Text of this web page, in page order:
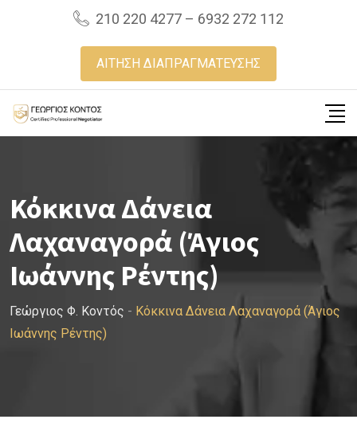
210 220 4277 – 6932 272 112
ΑΙΤΗΣΗ ΔΙΑΠΡΑΓΜΑΤΕΥΣΗΣ
Κόκκινα Δάνεια
Λαχαναγορά (Άγιος
Ιωάννης Ρέντης)
Γεώργιος Φ. Κοντός - Κόκκινα Δάνεια Λαχαναγορά (Άγιος
Ιωάννης Ρέντης)